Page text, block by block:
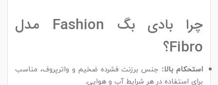
چرا بادی بگ Fashion مدل
Fibro؟
استحکام بالا:جنس برزنت فشرده ضخیم و واترپروف، مناسب
برای استفاده در هر شرایط آب و هوایی.